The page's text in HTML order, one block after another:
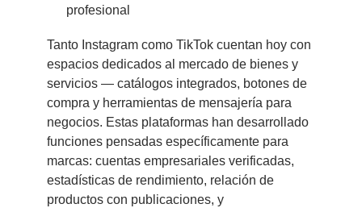
profesional
Tanto Instagram como TikTok cuentan hoy con
espacios dedicados al mercado de bienes y
servicios — catálogos integrados, botones de
compra y herramientas de mensajería para
negocios. Estas plataformas han desarrollado
funciones pensadas específicamente para
marcas: cuentas empresariales verificadas,
estadísticas de rendimiento, relación de
productos con publicaciones, y